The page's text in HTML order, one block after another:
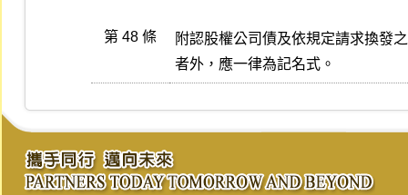
第 48 條
附認股權公司債及依規定請求換發
者外，應一律為記名式。